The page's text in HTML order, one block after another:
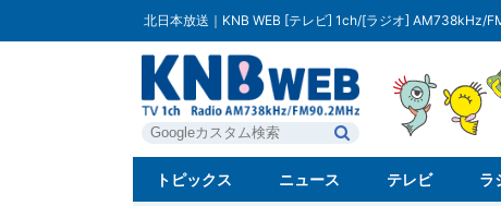
北日本放送｜KNB WEB [テレビ] 1ch/[ラジオ] AM738kHz/
トピックス ニュース テレビ ラ